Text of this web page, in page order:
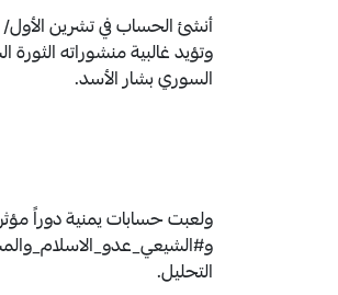
وتؤيد غالبية منشوراته
السوري بشار الأسد.
ولعبت حسابات يمنية دوراً
التحليل.